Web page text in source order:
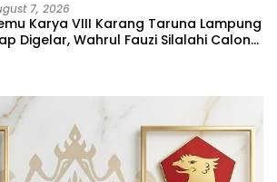
7, 2026
Karya VIII Karang Taruna Lampung
Digelar, Wahrul Fauzi Silalahi Calon